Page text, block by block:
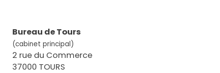
Bureau de Tours
(cabinet principal)
2 rue du Commerce
37000 TOURS